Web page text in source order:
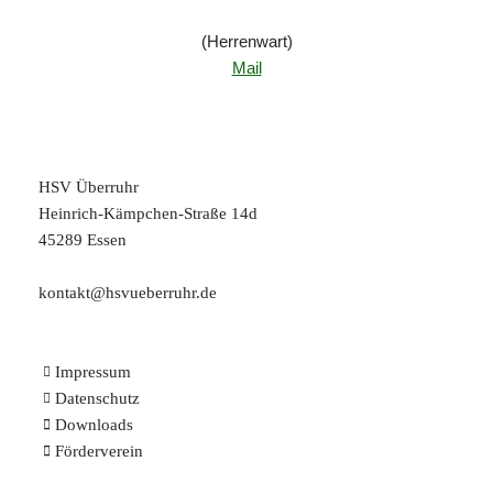
(Herrenwart)
Mail
HSV Überruhr
Heinrich-Kämpchen-Straße 14d
45289 Essen
kontakt@hsvueberruhr.de
Impressum
Datenschutz
Downloads
Förderverein